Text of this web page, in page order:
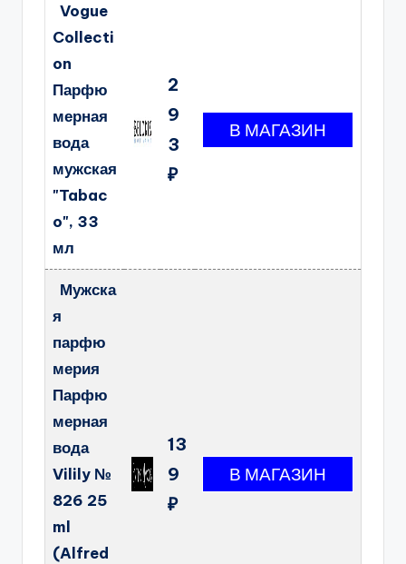
Vogue
Collecti
on
Парфю
мерная
вода
мужская
"Tabac
o", 33
мл
2
9
3
₽
Мужска
я
парфю
мерия
Парфю
мерная
вода
Vilily №
826 25
ml
(Alfred
13
9
₽